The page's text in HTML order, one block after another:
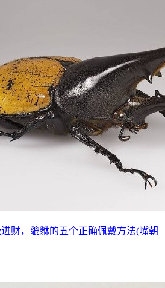
财，貔貅的五个正确佩戴方法(嘴朝